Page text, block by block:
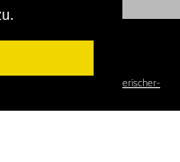
Bräu interessieren!
Tourismus-Marketing-Bayerischer-